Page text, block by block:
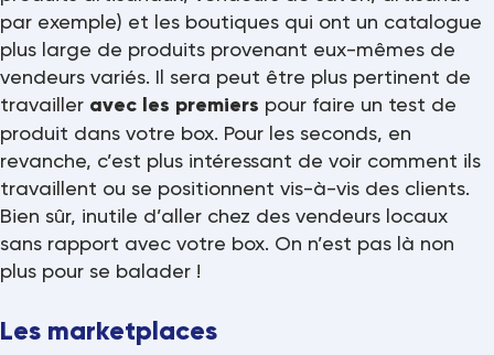
par exemple) et les boutiques qui ont un catalogue
plus large de produits provenant eux-mêmes de
vendeurs variés. Il sera peut être plus pertinent de
travailler avec les premiers pour faire un test de
produit dans votre box. Pour les seconds, en
revanche, c’est plus intéressant de voir comment ils
travaillent ou se positionnent vis-à-vis des clients.
Bien sûr, inutile d’aller chez des vendeurs locaux
sans rapport avec votre box. On n’est pas là non
plus pour se balader !
Les marketplaces